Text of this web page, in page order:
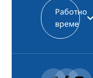
Работно
време